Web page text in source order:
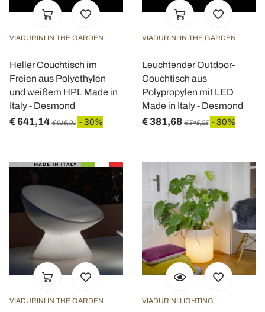
VIADURINI IN THE GARDEN
Heller Couchtisch im
Freien aus Polyethylen
und weißem HPL Made in
Italy - Desmond
€ 641,14 € 915,91 - 30%
VIADURINI IN THE GARDEN
Leuchtender Outdoor-
Couchtisch aus
Polypropylen mit LED
Made in Italy - Desmond
€ 381,68 € 545,25 - 30%
VIADURINI IN THE GARDEN VIADURINI LIGHTING